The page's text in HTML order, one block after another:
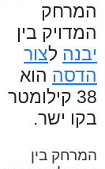
המרחק
המדויק בין
יבנה לצור
הדסה הוא
38 קילומטר
בקו ישר.
המרחק בין